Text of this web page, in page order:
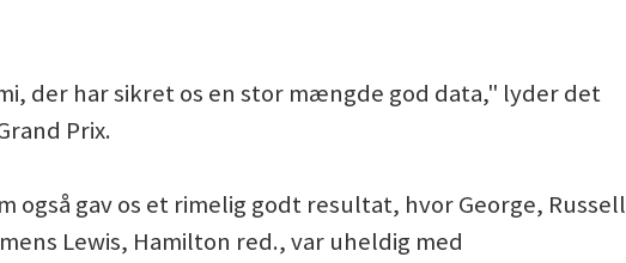
der har sikret os en stor mængde god data," lyder det
Prix.
også gav os et rimelig godt resultat, hvor George, Russell
Lewis, Hamilton red., var uheldig med